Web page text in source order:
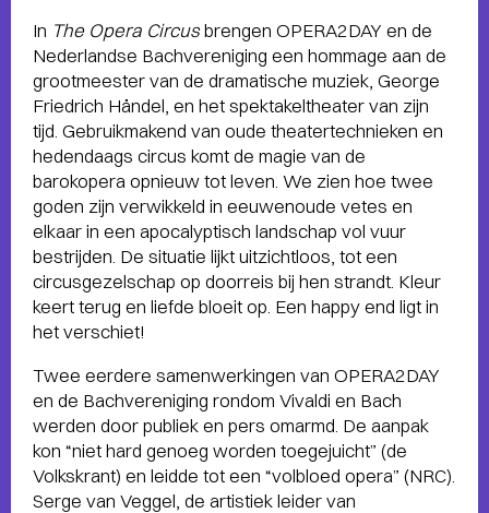
In The Opera Circusbrengen OPERA2DAY en de
Nederlandse Bachvereniging een hommage aan de
grootmeester van de dramatische muziek, George
Friedrich Händel, en het spektakeltheater van zijn
tijd. Gebruikmakend van oude theatertechnieken en
hedendaags circus komt de magie van de
barokopera opnieuw tot leven. We zien hoe twee
goden zijn verwikkeld in eeuwenoude vetes en
elkaar in een apocalyptisch landschap vol vuur
bestrijden. De situatie lijkt uitzichtloos, tot een
circusgezelschap op doorreis bij hen strandt. Kleur
keert terug en liefde bloeit op. Een happy end ligt in
het verschiet!
Twee eerdere samenwerkingen van OPERA2DAY
en de Bachvereniging rondom Vivaldi en Bach
werden door publiek en pers omarmd. De aanpak
kon “niet hard genoeg worden toegejuicht” (de
Volkskrant) en leidde tot een “volbloed opera” (NRC).
Serge van Veggel, de artistiek leider van